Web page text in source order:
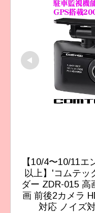
【10/4〜10/11
以上】'コムテッ
ダー ZDR-015 高
画 前後2カメラ
対応 ノイズ